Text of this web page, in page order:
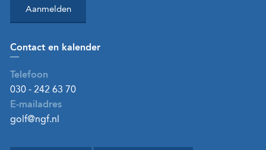
Aanmelden
Contact en kalender
Telefoon
030 - 242 63 70
E-mailadres
golf@ngf.nl